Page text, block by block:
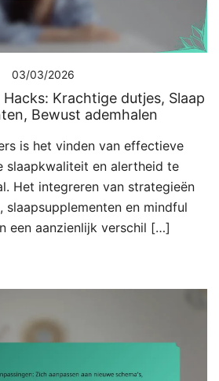
03/03/2026
Krachtige dutjes, Slaap
Bewust ademhalen
is het vinden van effectieve
slaapkwaliteit en alertheid te
Het integreren van strategieën
slaapsupplementen en mindful
een aanzienlijk verschil […]